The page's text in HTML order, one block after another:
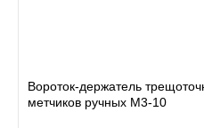
Вороток-держатель
метчиков ручных M3-10